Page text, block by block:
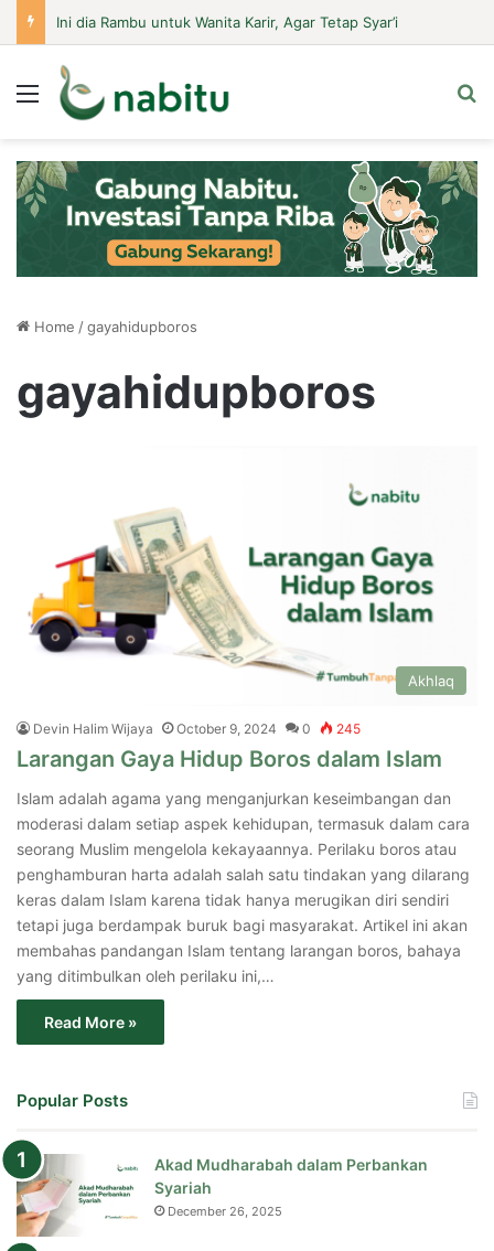
Menu
Home /gayahidupboros
gayahidupboros
Akhlaq
Devin Halim Wijaya October 9, 2024 0 245
Larangan Gaya Hidup Boros dalam Islam
Islam adalah agama yang menganjurkan keseimbangan dan
moderasi dalam setiap aspek kehidupan, termasuk dalam cara
seorang Muslim mengelola kekayaannya. Perilaku boros atau
penghamburan harta adalah salah satu tindakan yang dilarang
keras dalam Islam karena tidak hanya merugikan diri sendiri
tetapi juga berdampak buruk bagi masyarakat. Artikel ini akan
membahas pandangan Islam tentang larangan boros, bahaya
yang ditimbulkan oleh perilaku ini,…
Read More »
Popular Posts
Akad Mudharabah dalam Perbankan
Syariah
December 26, 2025